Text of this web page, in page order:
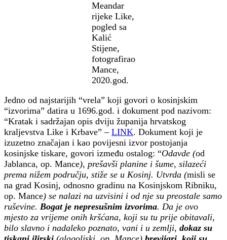
Meandar
rijeke Like,
pogled sa
Kalić
Stijene,
fotografirao
Mance,
2020.god.
Jedno od najstarijih “vrela” koji govori o kosinjskim
“izvorima” datira u 1696.god. i dokument pod nazivom:
“Kratak i sadržajan opis dviju županija hrvatskog
kraljevstva Like i Krbave” – LINK. Dokument koji je
izuzetno značajan i kao povijesni izvor postojanja
kosinjske tiskare, govori između ostalog: “Odavde (od
Jablanca, op. Mance), prešavši planine i šume, silazeći
prema nižem području, stiže se u Kosinj. Utvrda (misli se
na grad Kosinj, odnosno gradinu na Kosinjskom Ribniku,
op. Mance) se nalazi na uzvisini i od nje su preostale samo
ruševine. Bogat je nepresušnim izvorima. Da je ovo
mjesto za vrijeme onih kršćana, koji su tu prije obitavali,
bilo slavno i nadaleko poznato, vani i u zemlji, dokaz su